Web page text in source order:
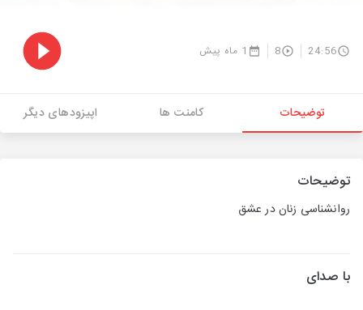
24:56
8 1 ماه پیش
توضیحات کامنت ها اپیزودهای دیگر
توضیحات
روانشناسی زنان در عشق
با صدای